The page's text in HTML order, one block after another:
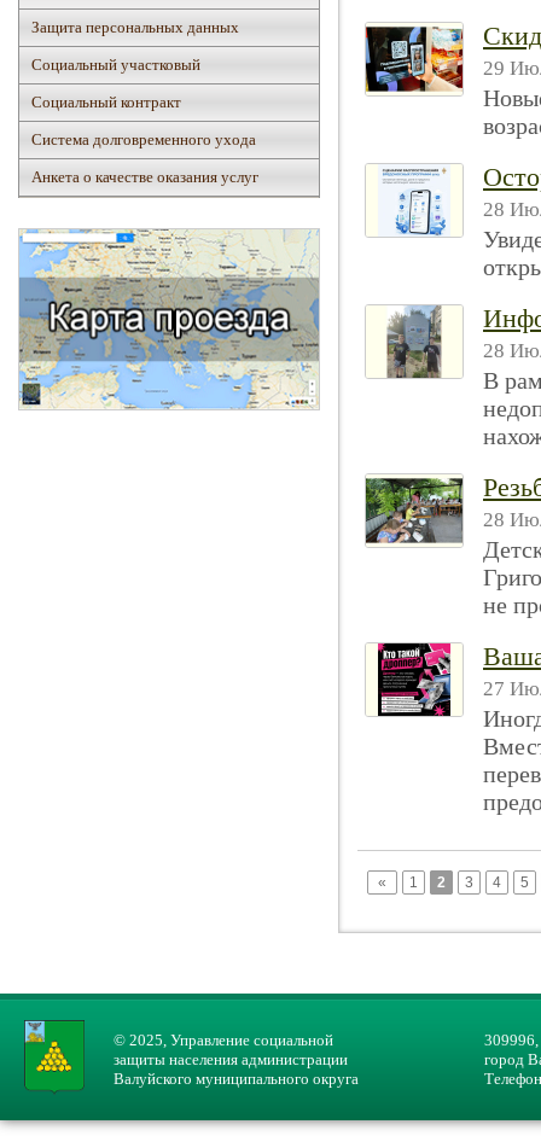
Защита персональных данных
Социальный участковый
Социальный контракт
Система долговременного ухода
Анкета о качестве оказания услуг
29
28
28
В
28
не
27
« 1 2 3 4 5
© 2025, Управление социальной
защиты населения администрации
Валуйского муниципального округа
309996,
город